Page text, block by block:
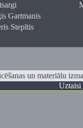
Gartmanis
Stepītis
un materiālu
Uztaisi